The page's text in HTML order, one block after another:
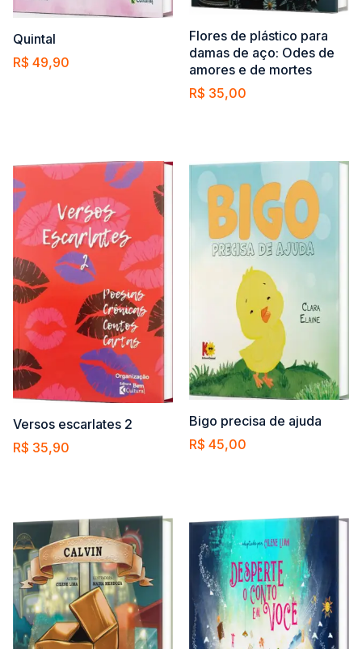
Quintal
R$ 49,90
Flores de plástico para
damas de aço: Odes de
amores e de mortes
R$ 35,00
Versos escarlates 2
R$ 35,90
Bigo precisa de ajuda
R$ 45,00